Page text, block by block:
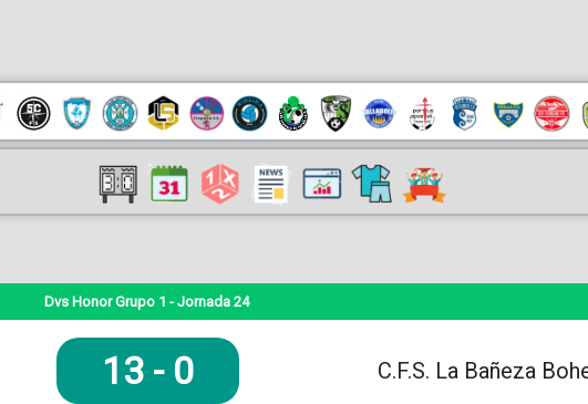
Dvs Honor Grupo 1 - Jornada 24
13- 0 C.F.S. La Bañeza